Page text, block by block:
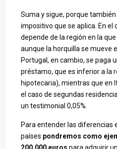
Suma y sigue, porque
impositivo que se aplica. En el
depende de la región en la
aunque la horquilla se mueve
Portugal, en cambio, se paga
préstamo, que es inferior a la
hipotecaria), mientras que en
el caso de segundas
un testimonial 0,05%.
Para entender las diferencias
países pondremos como